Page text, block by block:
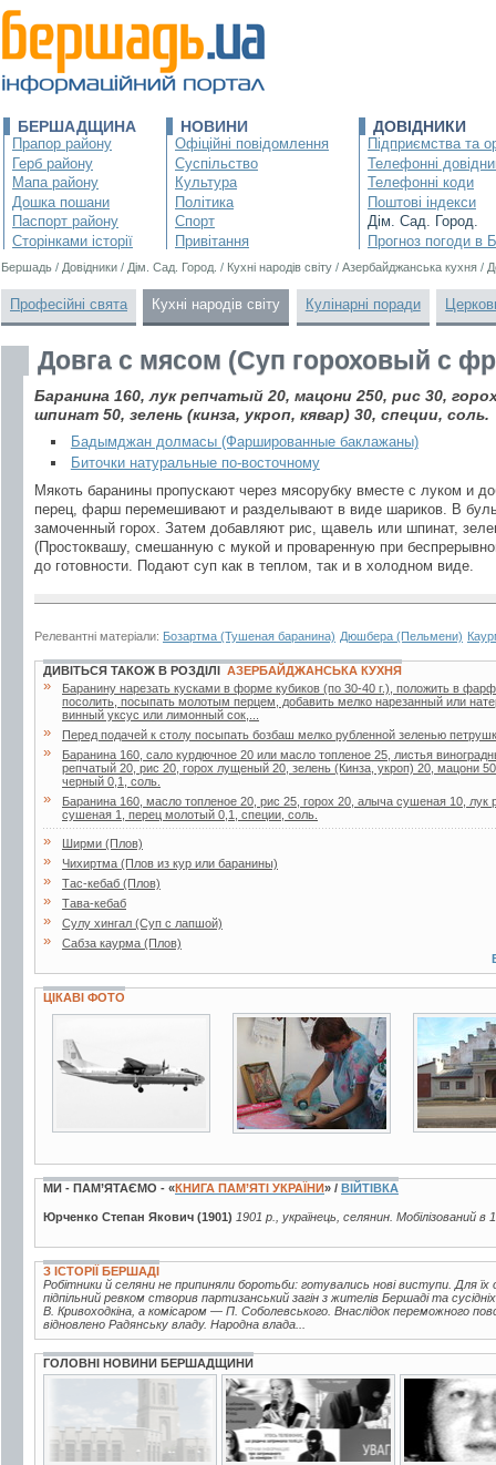
БЕРШАДЩИНА
Прапор району
Герб району
Мапа району
Дошка пошани
Паспорт району
Сторінками історії
НОВИНИ
Офіційні повідомлення
Суспільство
Культура
Політика
Спорт
Привітання
ДОВІДНИКИ
Підприємства та
Телефонні
Телефонні коди
Поштові індекси
Дім. Сад. Город.
Прогноз погоди в
Бершадь / Довідники / Дім. Сад. Город. / Кухні народів світу / Азербайджанська кухня /
Професійні свята Кухні народів світу Кулінарні поради
Довга с мясом (Суп гороховый с
Баранина 160, лук репчатый 20, мацони 250, рис 30,
шпинат 50, зелень (кинза, укроп, кявар) 30, специи, соль.
Бадымджан долмасы (Фаршированные баклажаны)
Биточки натуральные по-восточному
Мякоть баранины пропускают через мясорубку вместе с луком и
перец, фарш перемешивают и разделывают в виде шариков. В
замоченный горох. Затем добавляют рис, щавель или шпинат,
(Простоквашу, смешанную с мукой и проваренную при
до готовности. Подают суп как в теплом, так и в холодном виде.
Релевантні матеріали: Бозартма (Тушеная баранина) Дюшбера (Пельмени)
ДИВІТЬСЯ ТАКОЖ В РОЗДІЛІ АЗЕРБАЙДЖАНСЬКА КУХНЯ
»
Баранину нарезать кусками в форме кубиков (по 30-40 г.), положить в
посолить, посыпать молотым перцем, добавить мелко нарезанный или
винный уксус или лимонный сок,...
» Перед подачей к столу посыпать бозбаш мелко рубленной зеленью
»
Баранина 160, сало курдючное 20 или масло топленое 25, листья
репчатый 20, рис 20, горох лущеный 20, зелень (Кинза, укроп) 20, мацони
черный 0,1, соль.
»
Баранина 160, масло топленое 20, рис 25, горох 20, алыча сушеная 10, лук
сушеная 1, перец молотый 0,1, специи, соль.
» Ширми (Плов)
» Чихиртма (Плов из кур или баранины)
» Тас-кебаб (Плов)
» Тава-кебаб
» Сулу хингал (Суп с лапшой)
»
Сабза каурма (Плов)
ЦІКАВІ ФОТО
8 фото 6 фото
МИ - ПАМ’ЯТАЄМО - «КНИГА ПАМ’ЯТІ УКРАЇНИ» / ВІЙТІВКА
Юрченко Степан Якович (1901) 1901 р., українець, селянин. Мобілізований
З ІСТОРІЇ БЕРШАДІ
Робітники й селяни не припиняли боротьби: готувались нові виступи. Для їх
підпільний ревком створив партизанський загін з жителів Бершаді та
В. Кривоходкіна, а комісаром — П. Соболевського. Внаслідок переможного
відновлено Радянську владу. Народна влада...
ГОЛОВНІ НОВИНИ БЕРШАДЩИНИ